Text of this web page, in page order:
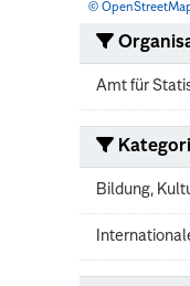
©
Amt für
Bildung,